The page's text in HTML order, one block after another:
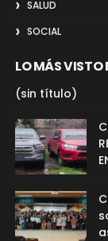
SALUD
SOCIAL
LO MÁS VISTO
(sin título)